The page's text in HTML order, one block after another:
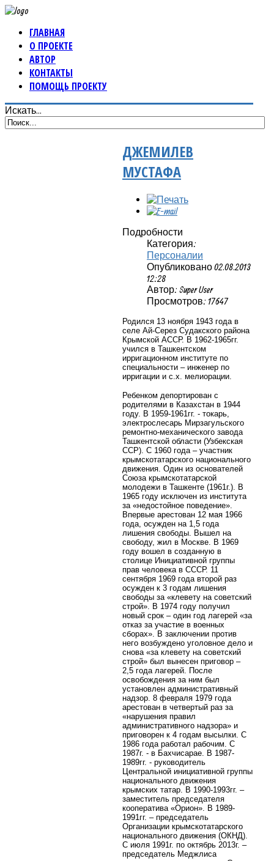
ГЛАВНАЯ
О ПРОЕКТЕ
АВТОР
КОНТАКТЫ
ПОМОЩЬ ПРОЕКТУ
Искать...
ДЖЕМИЛЕВ
МУСТАФА
Подробности
Категория:
Персоналии
Опубликовано 02.08.2013
12:28
Автор: Super User
Просмотров: 17647
Родился 13 ноября 1943 года в
селе Ай-Серез Судакского района
Крымской АССР. В 1962-1965гг.
учился в Ташкентском
ирригационном институте по
специальности – инженер по
ирригации и с.х. мелиорации.
Ребенком депортирован с
родителями в Казахстан в 1944
году. В 1959-1961гг. - токарь,
электрослесарь Мирзагульского
ремонтно-механического завода
Ташкентской области (Узбекская
ССР). С 1960 года – участник
крымскотатарского национального
движения. Один из основателей
Союза крымскотатарской
молодежи в Ташкенте (1961г.). В
1965 году исключен из института
за «недостойное поведение».
Впервые арестован 12 мая 1966
года, осужден на 1,5 года
лишения свободы. Вышел на
свободу, жил в Москве. В 1969
году вошел в созданную в
столице Инициативной группы
прав человека в СССР. 11
сентября 1969 года второй раз
осужден к 3 годам лишения
свободы за «клевету на советский
строй». В 1974 году получил
новый срок – один год лагерей «за
отказ за участие в военных
сборах». В заключении против
него возбуждено уголовное дело и
снова «за клевету на советский
строй» был вынесен приговор –
2,5 года лагерей. После
освобождения за ним был
установлен административный
надзор. 8 февраля 1979 года
арестован в четвертый раз за
«нарушения правил
административного надзора» и
приговорен к 4 годам высылки. С
1986 года работал рабочим. С
1987г. - в Бахчисарае. В 1987-
1989гг. - руководитель
Центральной инициативной группы
национального движения
крымских татар. В 1990-1993гг. –
заместитель председателя
кооператива «Орион». В 1989-
1991гг. – председатель
Организации крымскотатарского
национального движения (ОКНД).
С июля 1991г. по октябрь 2013г. –
председатель Меджлиса